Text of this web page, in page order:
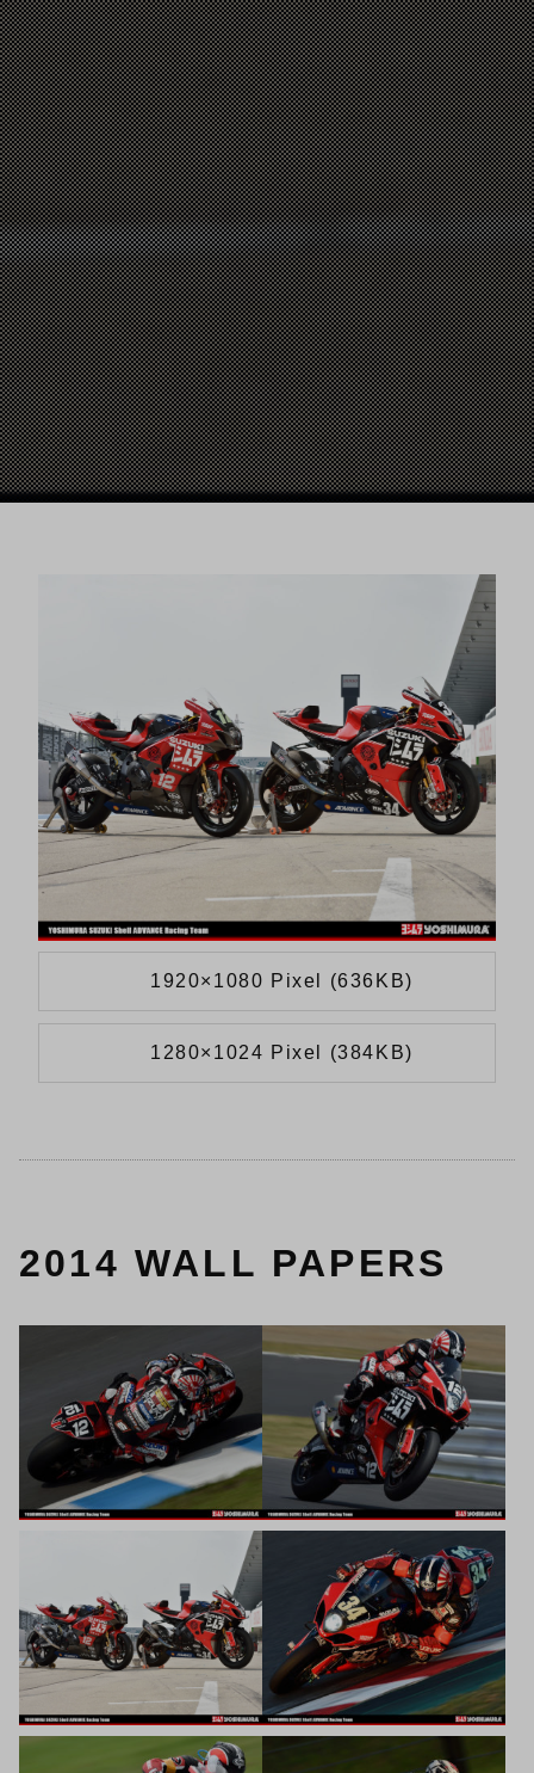
1920×1080 Pixel (636KB)
1280×1024 Pixel (384KB)
2014 WALL PAPERS